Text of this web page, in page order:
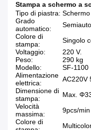
Stampa a schermo a
Tipo di piastra:
Grado
automatico:
Colore di
stampa:
Singolo
Voltaggio:
220 V.
Peso:
290 kg
Modello:
SF-1100
Alimentazione
elettrica:
AC220V
Dimensione di
stampa:
Max.
Velocità
massima:
9pcs/min
Colore di